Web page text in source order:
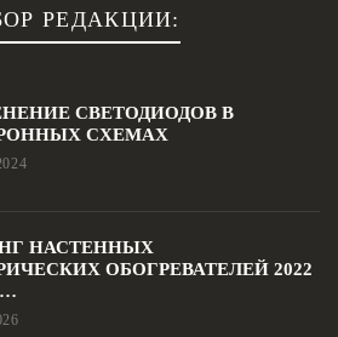
РЕДАКЦИИ:
СВЕТОДИОДОВ В
СХЕМАХ
НАСТЕННЫХ
ОБОГРЕВАТЕЛЕЙ 2022